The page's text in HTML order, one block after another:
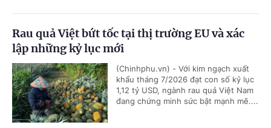
Rau quả Việt bứt tốc tại thị trường EU và xác
lập những kỷ lục mới
(Chinhphu.vn) - Với kim ngạch xuất
khẩu tháng 7/2026 đạt con số kỷ lục
1,12 tỷ USD, ngành rau quả Việt Nam
đang chứng minh sức bật mạnh mẽ....